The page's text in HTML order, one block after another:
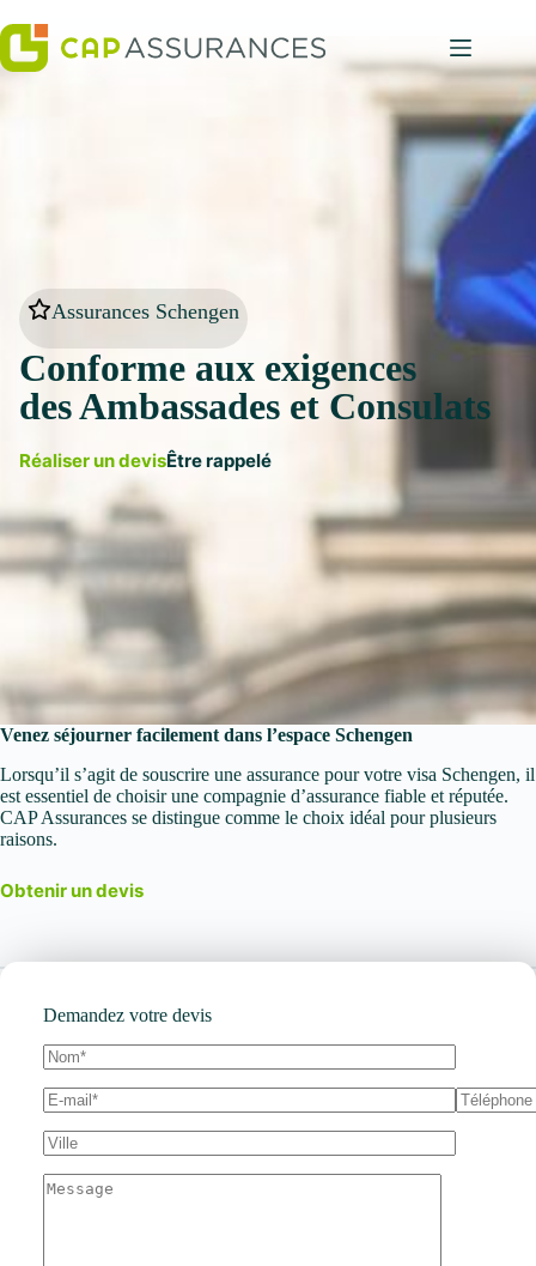
au
contenu
Assurances Schengen
Conforme aux exigences
des Ambassades et Consulats
Réaliser un devisÊtre rappelé
Venez séjourner facilement dans l’espace Schengen
Lorsqu’il s’agit de souscrire une assurance pour votre visa Schengen, il
est essentiel de choisir une compagnie d’assurance fiable et réputée.
CAP Assurances se distingue comme le choix idéal pour plusieurs
raisons.
Obtenir un devis
Demandez votre devis